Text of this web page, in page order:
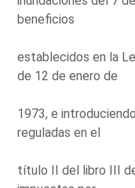
beneficios
establecidos en la
de 12 de enero de
1973, e
reguladas en el
título II del libro III